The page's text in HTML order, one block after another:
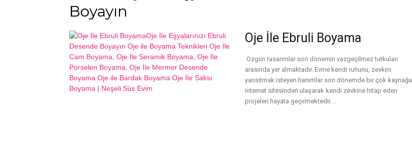
Boyayın
Oje İle Ebruli Boyama
Özgün tasarımlar son dönemin vazgeçilmez tutkuları
arasında yer almaktadır. Evine kendi ruhunu, zevkini
yansıtmak isteyen hanımlar son dönemde bir çok kaynağa
internet sitesinden ulaşarak kendi zevkine hitap eden
projeleri hayata geçirmektedir....